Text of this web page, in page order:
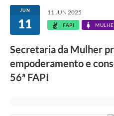
Portal da Transparência
Turismo
Secretarias
Ouvidoria
JUN
11
11 JUN 2025
FAPI
Secretaria da Mulher
empoderamento e
56ª FAPI